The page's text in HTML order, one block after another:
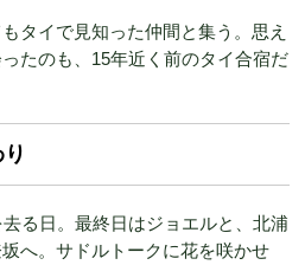
タイで見知った仲間と集う。思え
たのも、15年近く前のタイ合宿だ
る日。最終日はジョエルと、北浦
へ。サドルトークに花を咲かせ